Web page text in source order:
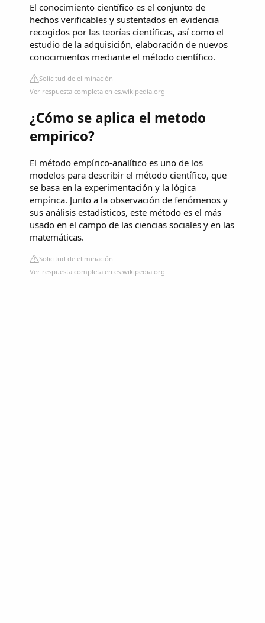
El conocimiento científico es el conjunto de
hechos verificables y sustentados en evidencia
recogidos por las teorías científicas, así como el
estudio de la adquisición, elaboración de nuevos
conocimientos mediante el método científico.
Solicitud de eliminación
Ver respuesta completa en es.wikipedia.org
¿Cómo se aplica el metodo
empirico?
El método empírico-analítico es uno de los
modelos para describir el método científico, que
se basa en la experimentación y la lógica
empírica. Junto a la observación de fenómenos y
sus análisis estadísticos, este método es el más
usado en el campo de las ciencias sociales y en las
matemáticas.
Solicitud de eliminación
Ver respuesta completa en es.wikipedia.org